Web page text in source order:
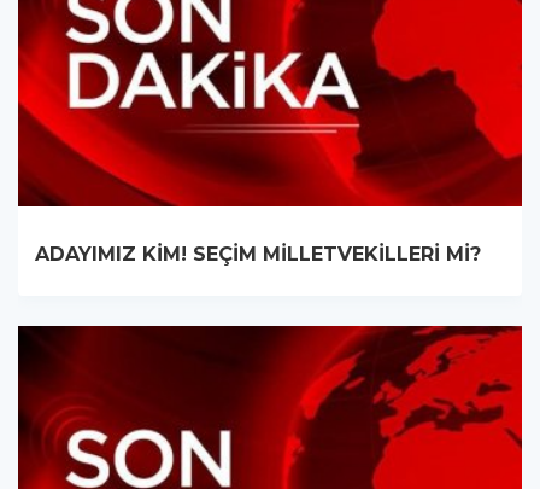
ADAYIMIZ KİM! SEÇİM MİLLETVEKİLLERİ Mİ?